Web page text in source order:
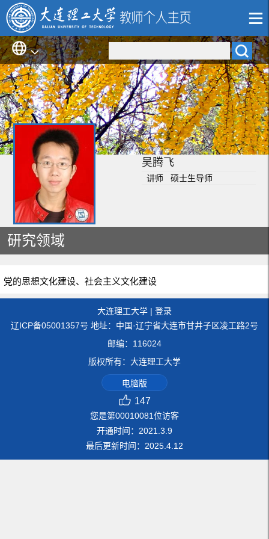
吴腾飞
讲师 硕士生导师
研究领域
党的思想文化建设、社会主义文化建设
大连理工大学 | 登录
辽ICP备05001357号 地址：中国·辽宁省大连市甘井子区凌工路2号
邮编：116024
版权所有：大连理工大学
电脑版
147
您是第00010081位访客
开通时间： 2021 3 9
最后更新时间： 2025 4 12